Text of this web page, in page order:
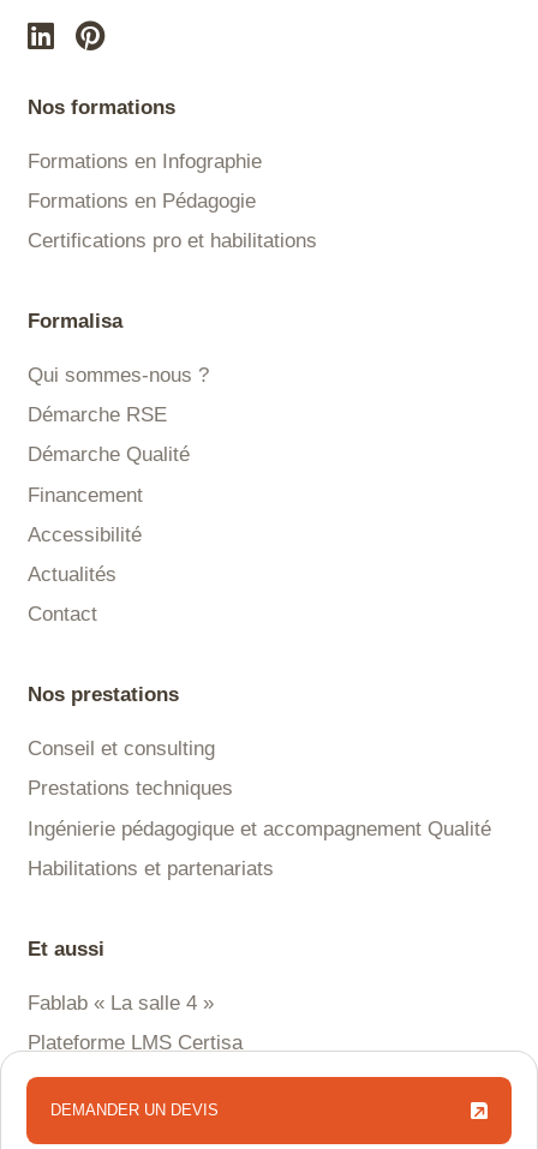
DEMANDER UN DEVIS
Nos formations
Formations en Infographie
Formations en Pédagogie
Certifications pro et habilitations
Formalisa
Qui sommes-nous ?
Démarche RSE
Démarche Qualité
Financement
Accessibilité
Actualités
Contact
Nos prestations
Conseil et consulting
Prestations techniques
Ingénierie pédagogique et accompagnement Qualité
Habilitations et partenariats
Et aussi
Fablab « La salle 4 »
Plateforme LMS Certisa
©2025 - Formalisa Mentions Légales